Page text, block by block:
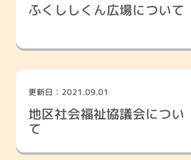
地域のこと
社協とは・会員募集
ふくししくん広場について
更新日：2021.09.01
地区社会福祉協議会につい
て